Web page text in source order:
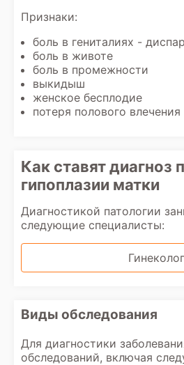
Признаки:
боль в гениталиях -
боль в животе
боль в промежности
выкидыш
женское бесплодие
потеря полового
Как ставят диагноз
гипоплазии матки
Диагностикой патологии
следующие специалисты:
Гинеколог
Виды обследования
Для диагностики
обследований, включая